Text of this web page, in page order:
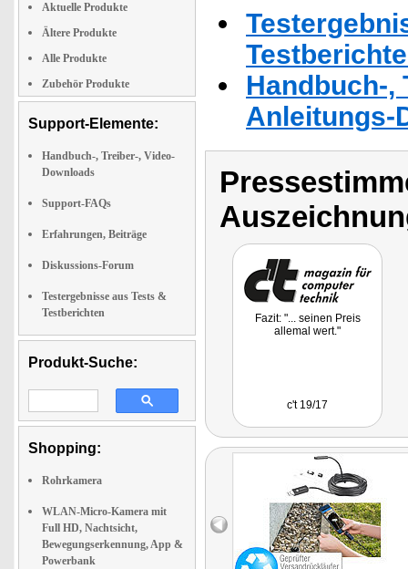
Aktuelle Produkte
Ältere Produkte
Alle Produkte
Zubehör Produkte
Support-Elemente:
Handbuch-, Treiber-, Video-
Downloads
Support-FAQs
Erfahrungen, Beiträge
Diskussions-Forum
Testergebnisse aus Tests &
Testberichten
Produkt-Suche:
Shopping:
Rohrkamera
WLAN-Micro-Kamera mit
Full HD, Nachtsicht,
Bewegungserkennung, App &
Powerbank
Handbuch-,
Anleitungs-
Fazit: "... seinen Preis
allemal wert."
c't 19/17